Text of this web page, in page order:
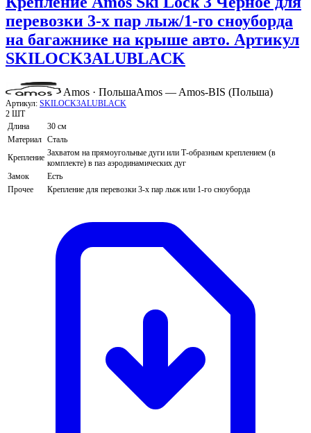
перевозки 3-х пар лыж/1-го сноуборда
на багажнике на крыше авто. Артикул
SKILOCK3ALUBLACK
Amos · ПольшаAmos — Amos-BIS (Польша)
Артикул: SKILOCK3ALUBLACK
2 ШТ
Длина
30 см
Материал Сталь
Крепление Захватом на прямоугольные дуги или Т-образным креплением (в
комплекте) в паз аэродинамических дуг
Замок
Есть
Прочее
Крепление для перевозки 3-х пар лыж или 1-го сноуборда